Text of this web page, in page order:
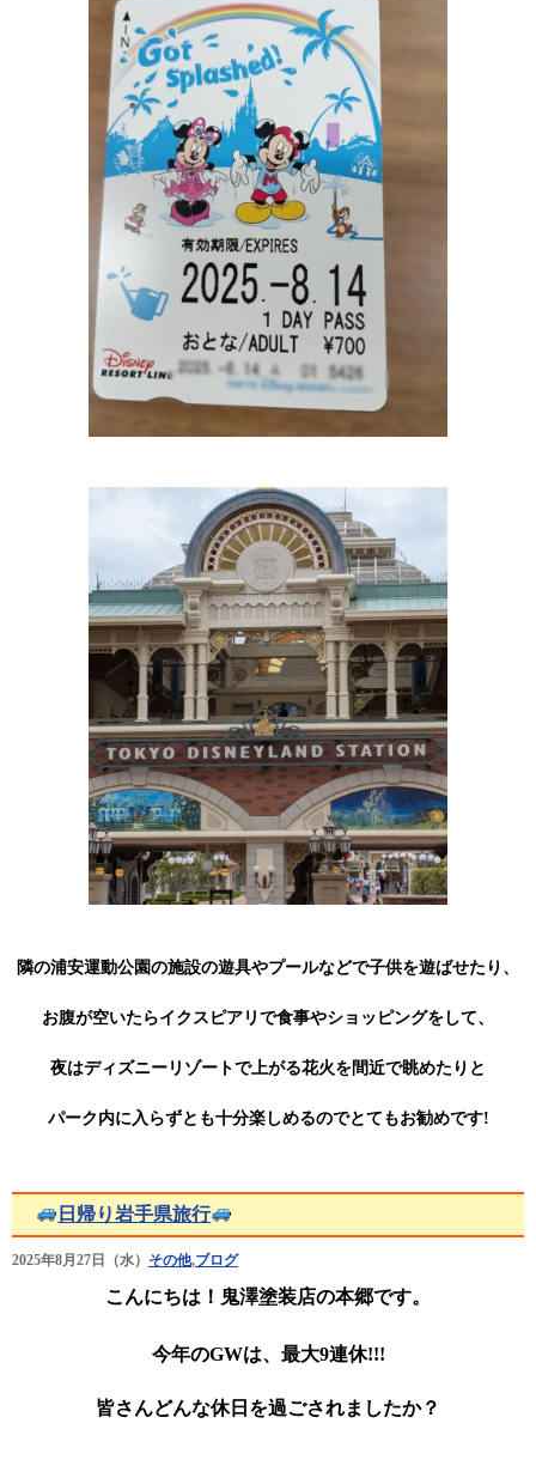
隣の浦安運動公園の施設の遊具やプールなどで子供を遊ばせたり、
お腹が空いたらイクスピアリで食事やショッピングをして、
夜はディズニーリゾートで上がる花火を間近で眺めたりと
パーク内に入らずとも十分楽しめるのでとてもお勧めです!
日帰り岩手県旅行
2025年8月27日（水） その他,ブログ
こんにちは！鬼澤塗装店の本郷です。
今年のGWは、最大9連休!!!
皆さんどんな休日を過ごされましたか？